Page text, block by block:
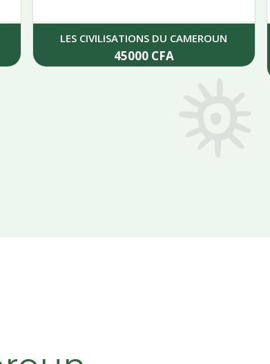
LES CIVILISATIONS DU CAMEROUN
45000 CFA